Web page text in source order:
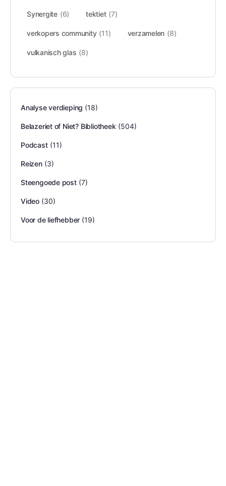
Synergite (6) tektiet (7)
verkopers community (11) verzamelen (8)
vulkanisch glas (8)
Analyse verdieping (18)
Belazeriet of Niet? Bibliotheek (504)
Podcast(11)
Reizen(3)
Steengoede post(7)
Video(30)
Voor de liefhebber (19)